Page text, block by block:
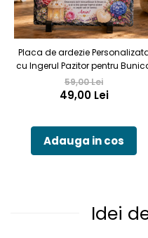
Placa de ardezie
cu Ingerul Pazitor pentru
59,00 Lei
49,00 Lei
Adauga in cos
Idei